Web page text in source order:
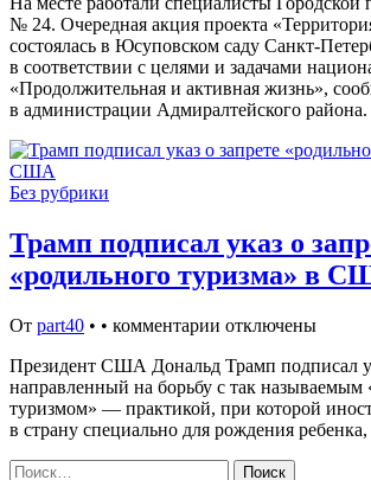
№ 24. Очередная акция проекта
состоялась в Юсуповском саду Санкт-
в соответствии с целями и задачами
«Продолжительная и активная жизнь»,
в администрации Адмиралтейского
Без рубрики
Трамп подписал указ о
«родильного туризма» в
От part40 • • комментарии отключены
Президент США Дональд Трамп подписал
направленный на борьбу с так
туризмом» — практикой, при которой
в страну специально для рождения
Найти: